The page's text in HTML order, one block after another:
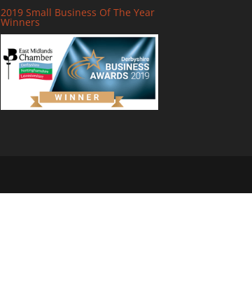
2019 Small Business Of The Year
Winners